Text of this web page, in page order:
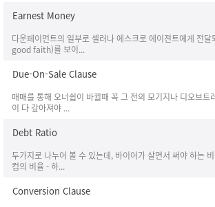
Earnest Money
다운페이먼트의 일부로 셀러나 에스크로 에이젼트에게 전
good faith)를 보이...
Due-On-Sale Clause
매매를 통해 오너쉽이 바뀔때 꼭 그 전의 모기지나 디오브트
이 다 갚아져야 ...
Debt Ratio
두가지로 나누어 볼 수 있는데, 바이어가 살면서 써야 하는
컴의 비율 - 하...
Conversion Clause